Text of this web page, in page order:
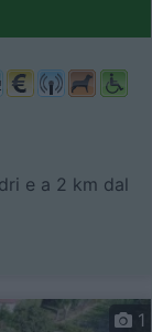
e a 2 km dal
1